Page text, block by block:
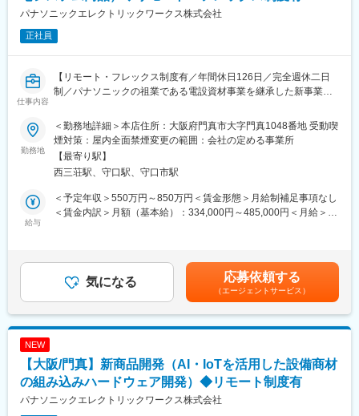
パナソニックエレクトリックワークス株式会社
正社員
仕事内容
【リモート・フレックス制度有／年間休日126日／完全週休二日
制／パナソニックの祖業である電設資材事業を継承した新事業会
■職務内容：
・電材＆エネルギー事業における住宅・非住宅システム商品向け
通信ネットワーク技術の研究開発
・事業担当部門の企画、開発部隊と連携して、新商品に必要な技
術の先行調査・開発を牽引いただきます。
またはハードウェアの設計、開発、検証
・上記に関連する、テーマ管理、外注管理、技術調査、技術提
ム、マンションHAシステム、ホームIoTシステム etc
■配属組織 ネットワーク技術課（ソフト）／通信基盤技術課（ハ
勤務地
＜勤務地詳細＞本店住所：大阪府門真市大字門真1048番地 受動喫
煙対策：屋内全面禁煙変更の範囲：会社の定める事業所
【最寄り駅】
西三荘駅、守口駅、守口市駅
給与
＜予定年収＞550万円～850万円＜賃金形態＞月給制補足事項なし
＜賃金内訳＞月額（基本給）：334,000円～485,000円＜月給＞
までも目安の金額であり、選考を通じて上下する可能性がありま
す。月給(月額)は固定手当を含めた表記です。
気になる 応募依頼する
（エージェントサービス）
NEW
【大阪/門真】新商品開発（AI・IoTを活用した設備商材
の組み込みハードウェア開発）◆リモート制度有
パナソニックエレクトリックワークス株式会社